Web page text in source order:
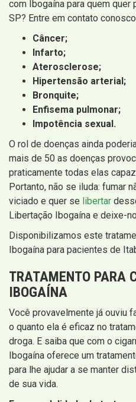
com Ibogaína para quem quer
SP? Entre em contato
Câncer;
Infarto;
Aterosclerose;
Hipertensão arterial;
Bronquite;
Enfisema pulmonar;
Impotência sexual.
O rol de doenças ainda
mais de 50 as doenças
praticamente todas elas
Portanto, não se iluda: fumar
viciado e quer se libertar
Libertação Ibogaína e deixe-
Disponibilizamos este
Ibogaína para pacientes de
TRATAMENTO PARA
IBOGAÍNA
Você provavelmente já ouviu
o quanto ela é eficaz no
droga. E saiba que com o
Ibogaína oferece um
para lhe ajudar a se manter
de sua vida.